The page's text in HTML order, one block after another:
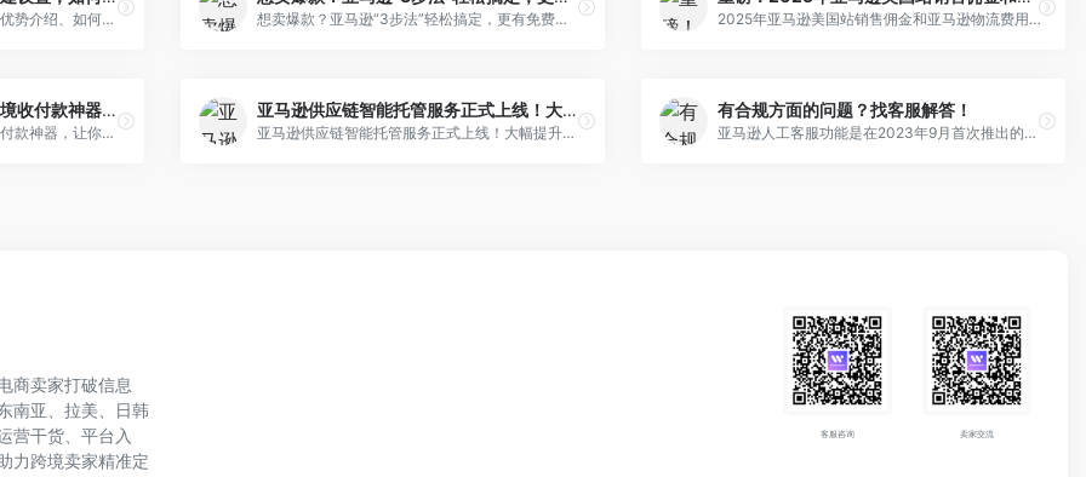
亚马逊品牌推广广告科普，包含优势介绍、如何创建及如何收费在内的相关信息。 想卖爆款？亚马逊“3步法”轻松搞定，更有免费工具带你拓展全球市场！ 2025年亚马逊美国站销售佣金和亚马逊物流费用发布
回款慢、付款难？亚马逊跨境收付款神器，让你不再被资金拖后腿
回款慢、付款难？亚马逊跨境收付款神器，让你不再被资金拖后腿
亚马逊供应链智能托管服务正式上线！大幅提升运营效率！
亚马逊供应链智能托管服务正式上线！大幅提升运营效率！
有合规方面的问题？找客服解答！
亚马逊人工客服功能是在2023年9月首次推出的新功能，旨在为卖家提供产品安全和禁售产品合规政策相关问题回复
商卖家打破信息
南亚、拉美、日韩
营干货、平台入
力跨境卖家精准定
客服咨询 卖家交流